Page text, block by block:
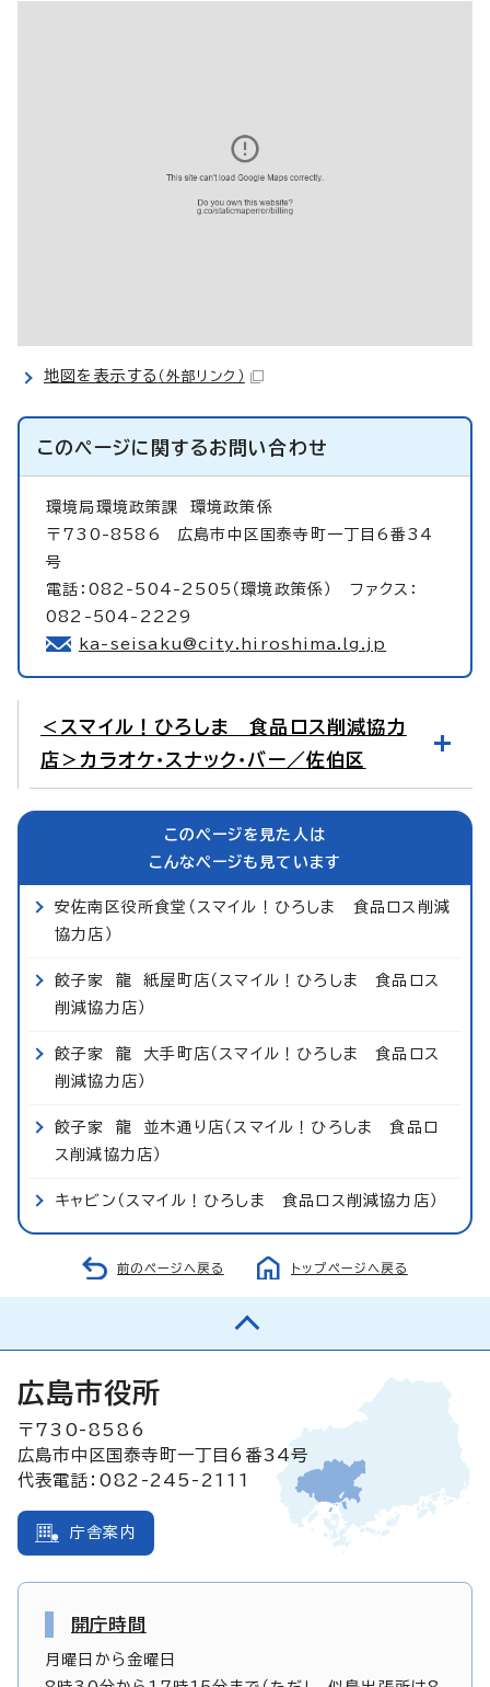
地図を表示する （外部リンク）
このページに関するお問い合わせ
環境局環境政策課 環境政策係
〒730-8586 広島市中区国泰寺町一丁目6番34
号
電話：082-504-2505（環境政策係） ファクス：
082-504-2229
ka-seisaku@city.hiroshima.lg.jp
＜スマイル！ひろしま 食品ロス削減協力
店＞カラオケ・スナック・バー／佐伯区
このページを見た人は
こんなページも見ています
安佐南区役所食堂（スマイル！ひろしま 食品ロス削減
協力店）
餃子家 龍 紙屋町店（スマイル！ひろしま 食品ロス
削減協力店）
餃子家 龍 大手町店（スマイル！ひろしま 食品ロス
削減協力店）
餃子家 龍 並木通り店（スマイル！ひろしま 食品ロ
ス削減協力店）
キャビン（スマイル！ひろしま 食品ロス削減協力店）
前のページへ戻る トップページへ戻る
広島市役所
〒730-8586
広島市中区国泰寺町一丁目6番34号
代表電話：082-245-2111
庁舎案内
開庁時間
月曜日から金曜日